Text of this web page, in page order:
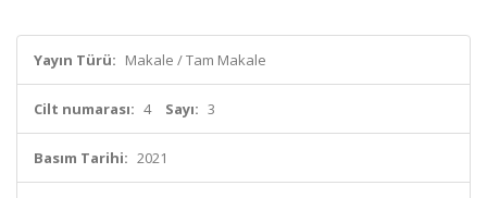
Yayın Türü: Makale / Tam Makale
Cilt numarası: 4 Sayı: 3
Basım Tarihi: 2021